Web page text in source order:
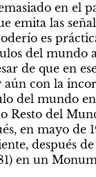
en el
emita las
es
del mundo
de que en
aún con la
del mundo
Resto del
en mayo de
después
en un